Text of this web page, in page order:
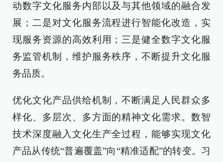
动数字文化服务内部以及与其他领域的融合发
展；二是对文化服务流程进行智能化改造，实
现服务资源的高效利用；三是健全数字文化服
务监管机制，维护服务秩序，不断提升文化服
务品质。
优化文化产品供给机制，不断满足人民群众多
样化、多层次、多方面的精神文化需求。数智
技术深度融入文化生产全过程，能够实现文化
产品从传统“普遍覆盖”向“精准适配”的转变。习